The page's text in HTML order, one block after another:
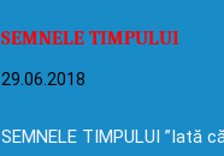
SEMNELE TIMPULUI
29.06.2018
SEMNELE TIMPULUI ”Iată